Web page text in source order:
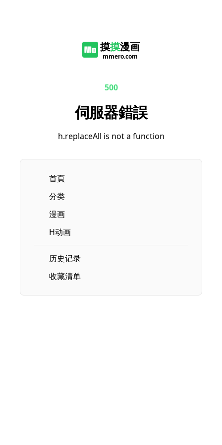
摸摸漫画
mmero.com
500
伺服器錯誤
h.replaceAll is not a function
首頁
分类
漫画
H动画
历史记录
收藏清单